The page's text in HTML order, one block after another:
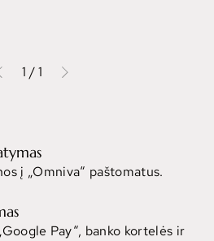
1 / 1
į „Omniva“ paštomatus.
Pay“, banko kortelės ir